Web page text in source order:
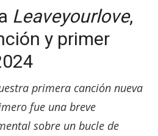
Leaveyourlove,
y primer
primera canción nueva
fue una breve
sobre un bucle de